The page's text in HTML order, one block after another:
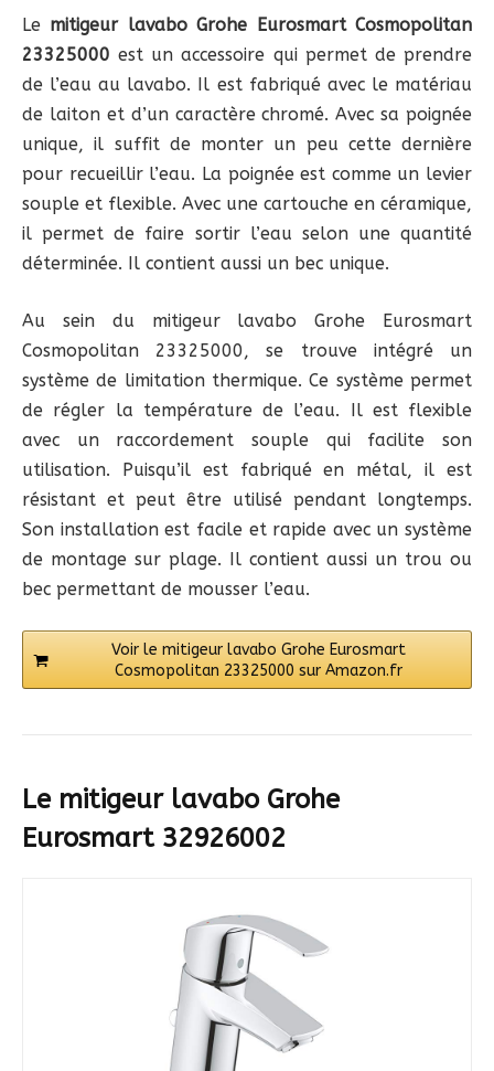
Le mitigeur lavabo Grohe Eurosmart Cosmopolitan
23325000 est un accessoire qui permet de prendre
de l’eau au lavabo. Il est fabriqué avec le matériau
de laiton et d’un caractère chromé. Avec sa poignée
unique, il suffit de monter un peu cette dernière
pour recueillir l’eau. La poignée est comme un levier
souple et flexible. Avec une cartouche en céramique,
il permet de faire sortir l’eau selon une quantité
déterminée. Il contient aussi un bec unique.
Au sein du mitigeur lavabo Grohe Eurosmart
Cosmopolitan 23325000, se trouve intégré un
système de limitation thermique. Ce système permet
de régler la température de l’eau. Il est flexible
avec un raccordement souple qui facilite son
utilisation. Puisqu’il est fabriqué en métal, il est
résistant et peut être utilisé pendant longtemps.
Son installation est facile et rapide avec un système
de montage sur plage. Il contient aussi un trou ou
bec permettant de mousser l’eau.
Voir le mitigeur lavabo Grohe Eurosmart
Cosmopolitan 23325000 sur Amazon.fr
Le mitigeur lavabo Grohe
Eurosmart 32926002